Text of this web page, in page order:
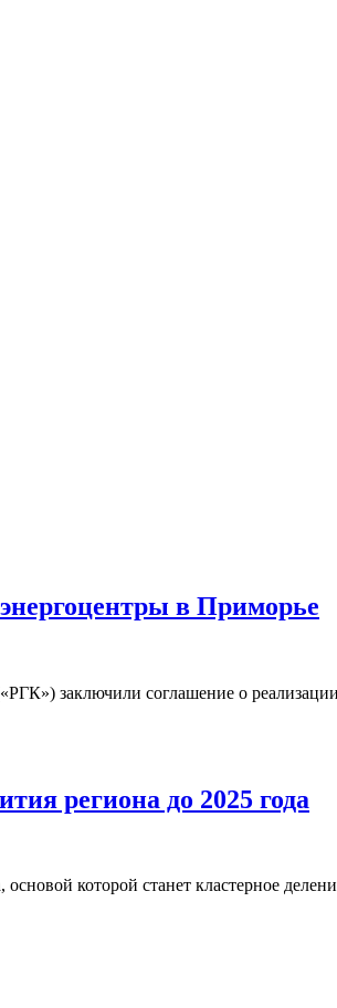
в Приморье
заключили соглашение о
региона до 2025 года
которой станет кластерное